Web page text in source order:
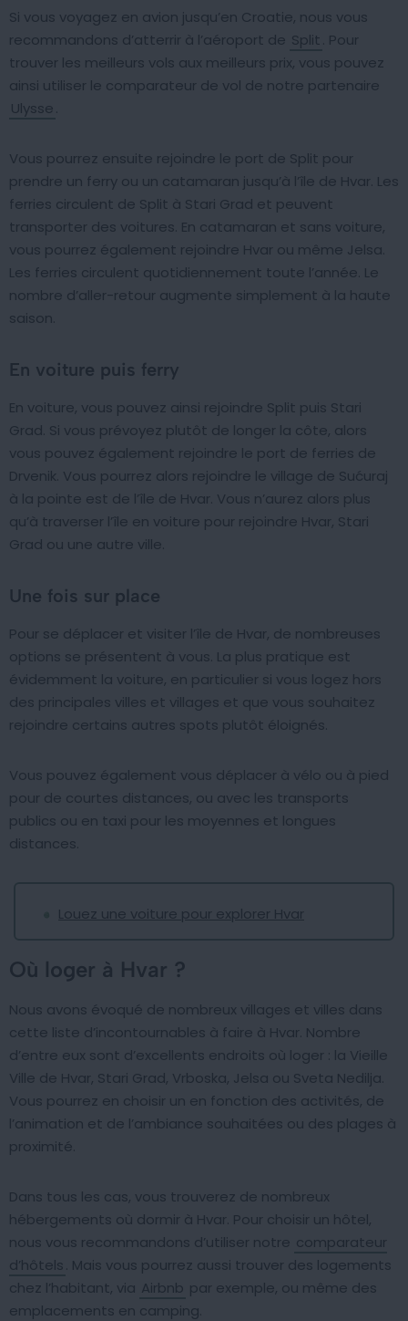
Si vous voyagez en avion jusqu’en Croatie, nous vous
recommandons d’atterrir à l’aéroport de Split . Pour
trouver les meilleurs vols aux meilleurs prix, vous pouvez
ainsi utiliser le comparateur de vol de notre partenaire
Ulysse
Vous pourrez ensuite rejoindre le port de Split pour
prendre un ferry ou un catamaran jusqu’à l’île de Hvar. Les
ferries circulent de Split à Stari Grad et peuvent
transporter des voitures. En catamaran et sans voiture,
vous pourrez également rejoindre Hvar ou même Jelsa.
Les ferries circulent quotidiennement toute l’année. Le
nombre d’aller-retour augmente simplement à la haute
saison.
En voiture puis ferry
En voiture, vous pouvez ainsi rejoindre Split puis Stari
Grad. Si vous prévoyez plutôt de longer la côte, alors
vous pouvez également rejoindre le port de ferries de
Drvenik. Vous pourrez alors rejoindre le village de Sućuraj
à la pointe est de l’île de Hvar. Vous n’aurez alors plus
qu’à traverser l’île en voiture pour rejoindre Hvar, Stari
Grad ou une autre ville.
Une fois sur place
Pour se déplacer et visiter l’île de Hvar, de nombreuses
options se présentent à vous. La plus pratique est
évidemment la voiture, en particulier si vous logez hors
des principales villes et villages et que vous souhaitez
rejoindre certains autres spots plutôt éloignés.
Vous pouvez également vous déplacer à vélo ou à pied
pour de courtes distances, ou avec les transports
publics ou en taxi pour les moyennes et longues
distances.
Louez une voiture pour explorer Hvar
Où loger à Hvar ?
Nous avons évoqué de nombreux villages et villes dans
cette liste d’incontournables à faire à Hvar. Nombre
d’entre eux sont d’excellents endroits où loger : la Vieille
Ville de Hvar, Stari Grad, Vrboska, Jelsa ou Sveta Nedilja.
Vous pourrez en choisir un en fonction des activités, de
l’animation et de l’ambiance souhaitées ou des plages à
proximité.
Dans tous les cas, vous trouverez de nombreux
hébergements où dormir à Hvar. Pour choisir un hôtel,
nous vous recommandons d’utiliser notre comparateur
d’hôtels . Mais vous pourrez aussi trouver des logements
chez l’habitant, via Airbnb par exemple, ou même des
emplacements en camping.